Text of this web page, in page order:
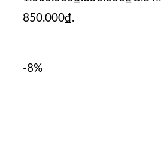
850.000₫.
-8%